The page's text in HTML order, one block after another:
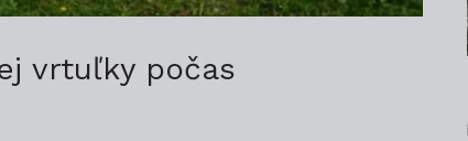
vrtuľky počas